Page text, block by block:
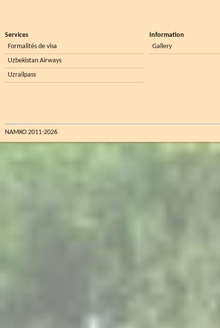
Services
Formalités de visa
Uzbekistan Airways
Uzrailpass
Information
Gallery
NAMKO 2011-2026